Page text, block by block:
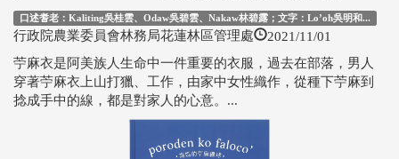
口述耆老：Kaliting吳桂雲、Odaw吳碧雲、Nakaw林碧露；文字：Lo’oh吳明和...
行政院農業委員會林務局花蓮林區管理處 2021/11/01
苧麻衣是阿美族人生命中一件重要的衣服，過去在部落，男人
穿著苧麻衣上山打獵、工作，由家中女性織作，從種下苧麻到
捻成手中的線，都是對家人的心意。...